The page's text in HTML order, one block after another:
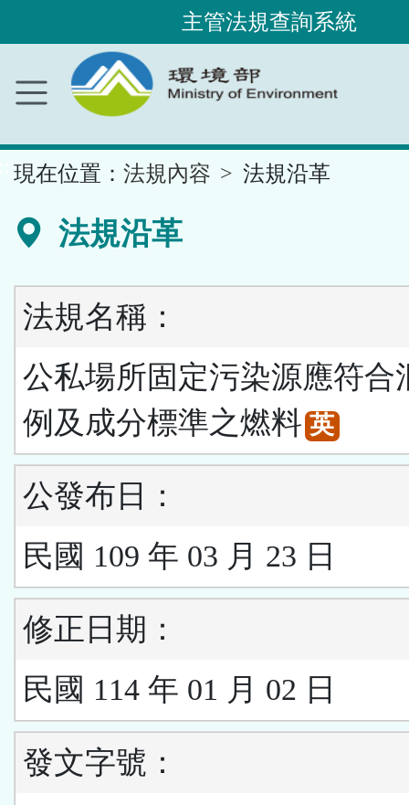
內
容
主管法規查詢系統
現在位置： 法規內容 法規沿革
法規沿革
法規名稱：
公私場所固定污染源應符合
例及成分標準之燃料 英
公發布日：
民國 109 年 03 月 23 日
修正日期：
民國 114 年 01 月 02 日
發文字號：